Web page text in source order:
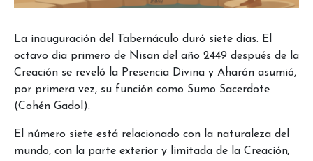
La inauguración del Tabernáculo duró siete días. El
octavo día primero de Nisan del año 2449 después de la
Creación se reveló la Presencia Divina y Aharón asumió,
por primera vez, su función como Sumo Sacerdote
(Cohén Gadol).
El número siete está relacionado con la naturaleza del
mundo, con la parte exterior y limitada de la Creación;